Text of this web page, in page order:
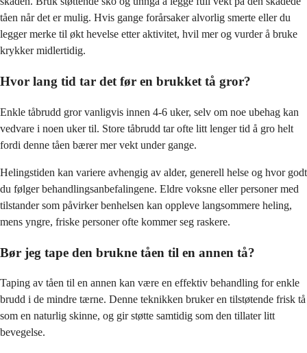
tåen når det er mulig. Hvis gange forårsaker alvorlig smerte eller du
legger merke til økt hevelse etter aktivitet, hvil mer og vurder å bruke
krykker midlertidig.
Hvor lang tid tar det før en brukket tå gror?
Enkle tåbrudd gror vanligvis innen 4-6 uker, selv om noe ubehag kan
vedvare i noen uker til. Store tåbrudd tar ofte litt lenger tid å gro helt
fordi denne tåen bærer mer vekt under gange.
Helingstiden kan variere avhengig av alder, generell helse og hvor godt
du følger behandlingsanbefalingene. Eldre voksne eller personer med
tilstander som påvirker benhelsen kan oppleve langsommere heling,
mens yngre, friske personer ofte kommer seg raskere.
Bør jeg tape den brukne tåen til en annen tå?
Taping av tåen til en annen kan være en effektiv behandling for enkle
brudd i de mindre tærne. Denne teknikken bruker en tilstøtende frisk tå
som en naturlig skinne, og gir støtte samtidig som den tillater litt
bevegelse.